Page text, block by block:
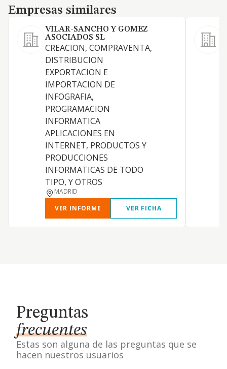
Empresas similares
Empresas similares
VILAR-SANCHO Y GOMEZ
ASOCIADOS SL
CREACION, COMPRAVENTA,
DISTRIBUCION
EXPORTACION E
IMPORTACION DE
INFOGRAFIA,
PROGRAMACION
INFORMATICA
APLICACIONES EN
INTERNET, PRODUCTOS Y
PRODUCCIONES
INFORMATICAS DE TODO
TIPO, Y OTROS
MADRID
VER INFORME
VER FICHA
Preguntas
frecuentes
Estas son alguna de las preguntas que se
hacen nuestros usuarios